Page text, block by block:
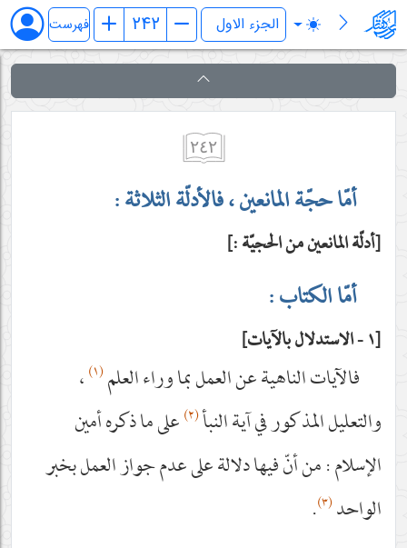
فرائد الاصول (رسائل) فهرست
٢٤٢
أمّا حجّة المانعين ، فالأدلّة الثلاثة :
أدلّة المانعين من الحجيّة :
أمّا الكتاب :
١ - الاستدلال بالآيات
فالآيات الناهية عن العمل بما وراء العلم(١) ،
والتعليل المذكور في آية النبأ(٢) على ما ذكره أمين
الإسلام : من أنّ فيها دلالة على عدم جواز العمل بخبر
الواحد(٣) .